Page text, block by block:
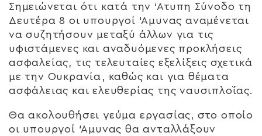
Σημειώνεται ότι κατά την ‘Ατυπη Σύνοδο τη
Δευτέρα 8 οι υπουργοί ‘Αμυνας αναμένεται
να συζητήσουν μεταξύ άλλων για τις
υφιστάμενες και αναδυόμενες προκλήσεις
ασφαλείας, τις τελευταίες εξελίξεις σχετικά
με την Ουκρανία, καθώς και για θέματα
ασφάλειας και ελευθερίας της ναυσιπλοΐας.
Θα ακολουθήσει γεύμα εργασίας, στο οποίο
οι υπουργοί ‘Αμυνας θα ανταλλάξουν